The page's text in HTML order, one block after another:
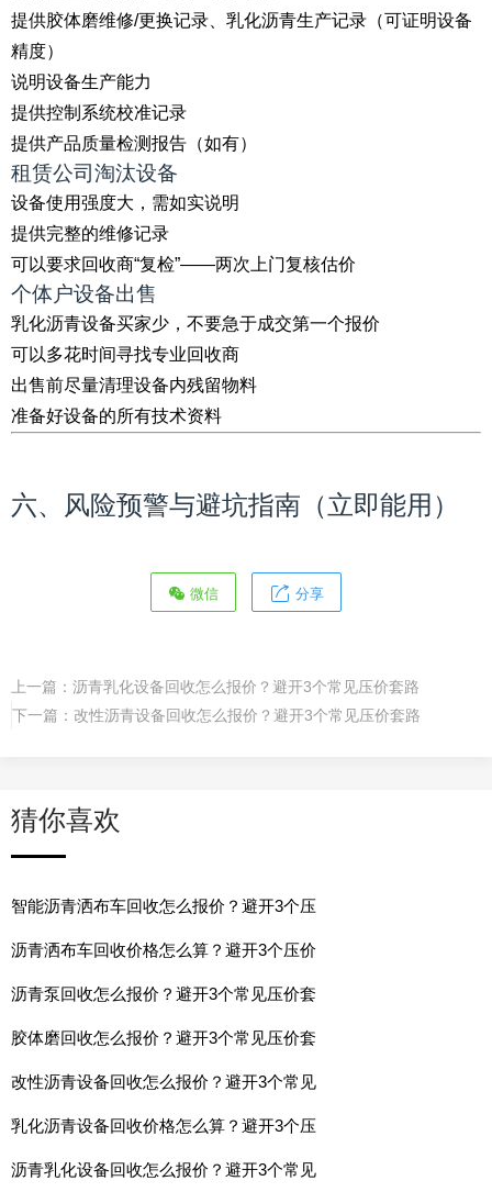
提供胶体磨维修/更换记录、乳化沥青生产记录（可证明设备
精度）
说明设备生产能力
提供控制系统校准记录
提供产品质量检测报告（如有）
租赁公司淘汰设备
设备使用强度大，需如实说明
提供完整的维修记录
可以要求回收商“复检”——两次上门复核估价
个体户设备出售
乳化沥青设备买家少，不要急于成交第一个报价
可以多花时间寻找专业回收商
出售前尽量清理设备内残留物料
准备好设备的所有技术资料
六、风险预警与避坑指南（立即能用）
微信 分享
上一篇： 沥青乳化设备回收怎么报价？避开3个常见压价套路
下一篇： 改性沥青设备回收怎么报价？避开3个常见压价套路
猜你喜欢
智能沥青洒布车回收怎么报价？避开3个压
沥青洒布车回收价格怎么算？避开3个压价
沥青泵回收怎么报价？避开3个常见压价套
胶体磨回收怎么报价？避开3个常见压价套
改性沥青设备回收怎么报价？避开3个常见
乳化沥青设备回收价格怎么算？避开3个压
沥青乳化设备回收怎么报价？避开3个常见